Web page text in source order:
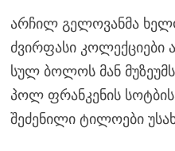
არჩილ გელოვანმა
ძვირფასი კოლექციები
სულ ბოლოს მან
პოლ ფრანკენის
შეძენილი ტილოები